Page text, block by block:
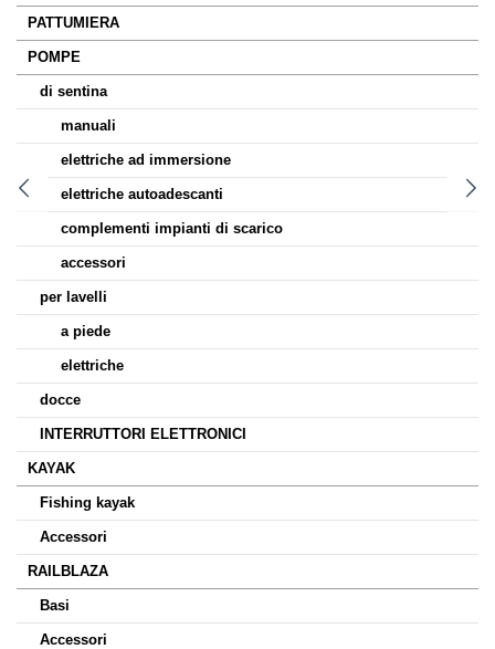
PATTUMIERA
POMPE
di sentina
manuali
elettriche ad immersione
elettriche autoadescanti
complementi impianti di scarico
accessori
per lavelli
a piede
elettriche
docce
INTERRUTTORI ELETTRONICI
KAYAK
Fishing kayak
Accessori
RAILBLAZA
Basi
Accessori